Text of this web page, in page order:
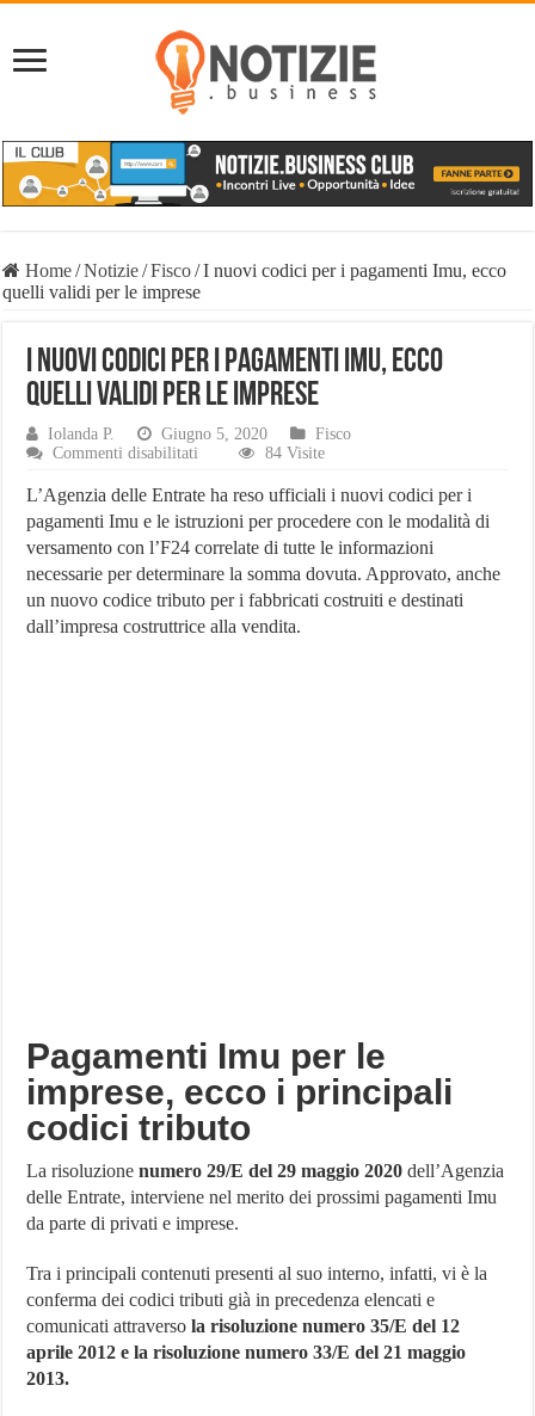
Home/Notizie/Fisco/I nuovi codici per i pagamenti Imu, ecco
quelli validi per le imprese
I nuovi codici per i pagamenti Imu, ecco
quelli validi per le imprese
Iolanda P. Giugno 5, 2020
Fisco
Commenti disabilitati
nuovi
per
i
pagamenti
Imu,
ecco
quelli
84 Visite
L’Agenzia delle Entrate ha reso ufficiali i nuovi codici per i
pagamenti Imu e le istruzioni per procedere con le modalità di
versamento con l’F24 correlate di tutte le informazioni
necessarie per determinare la somma dovuta. Approvato, anche
un nuovo codice tributo per i fabbricati costruiti e destinati
dall’impresa costruttrice alla vendita.
Pagamenti Imu per le
imprese, ecco i principali
codici tributo
La risoluzionenumero 29/E del 29 maggio 2020 dell’Agenzia
delle Entrate, interviene nel merito dei prossimi pagamenti Imu
da parte di privati e imprese.
Tra i principali contenuti presenti al suo interno, infatti, vi è la
conferma dei codici tributi già in precedenza elencati e
comunicati attraversola risoluzione numero 35/E del 12
aprile 2012 e la risoluzione numero 33/E del 21 maggio
2013.